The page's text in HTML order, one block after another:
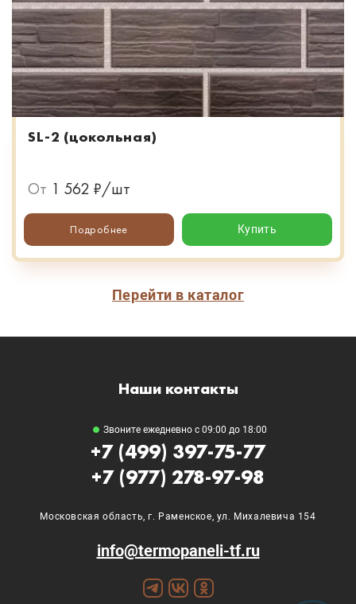
SL-2 (цокольная)
От 1 562 ₽/шт
Подробнее Купить
Перейти в каталог
Наши контакты
Звоните ежедневно с 09:00 до 18:00
+7 (499) 397-75-77
+7 (977) 278-97-98
Московская область, г. Раменское, ул. Михалевича 154
info@termopaneli-tf.ru